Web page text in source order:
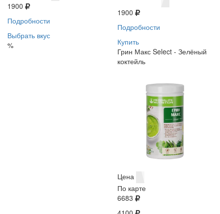
1900
Подробности
Выбрать вкус
%
1900
Подробности
Купить
Грин Макс Select - Зелёный
коктейль
Цена
По карте
6683